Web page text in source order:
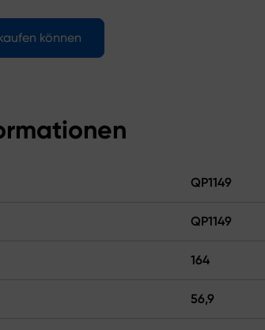
können
QP1149
QP1149
164
56,9